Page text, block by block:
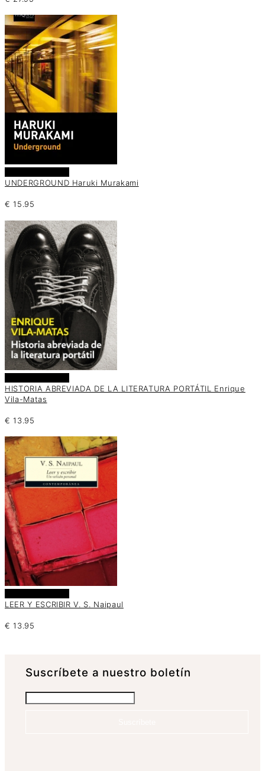
UNDERGROUND Haruki Murakami
€ 15.95
HISTORIA ABREVIADA DE LA LITERATURA PORTÁTIL Enrique
Vila-Matas
€ 13.95
LEER Y ESCRIBIR V. S. Naipaul
€ 13.95
Suscrí­bete a nuestro boletín